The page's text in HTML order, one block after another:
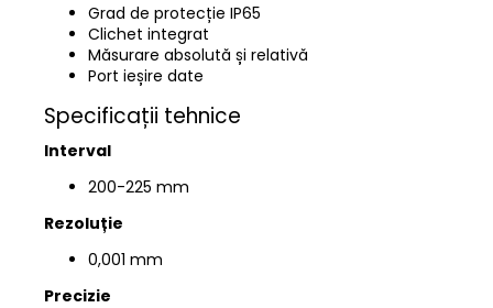
Grad de protecție IP65
Clichet integrat
Măsurare absolută și relativă
Port ieșire date
Specificații tehnice
Interval
200-225 mm
Rezoluție
0,001 mm
Precizie